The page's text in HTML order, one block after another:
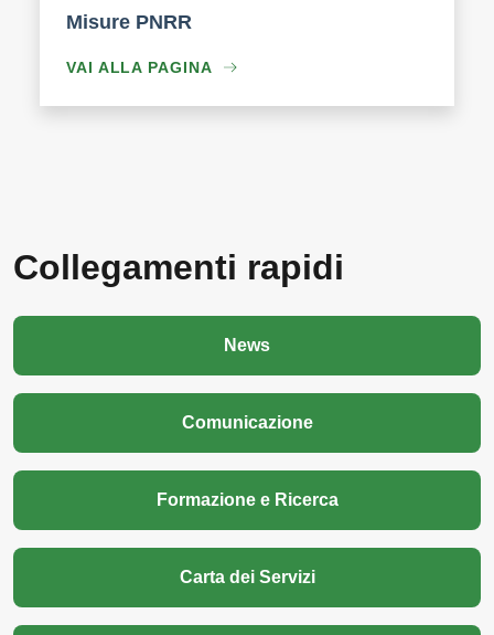
Misure PNRR
VAI ALLA PAGINA
Collegamenti rapidi
News
Comunicazione
Formazione e Ricerca
Carta dei Servizi